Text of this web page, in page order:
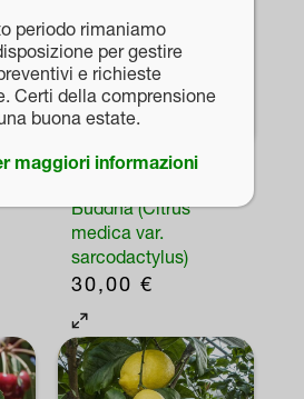
Buddha (Citrus
medica var.
sarcodactylus)
30,00 €
periodo rimaniamo
per gestire
e richieste
Certi della comprensione
buona estate.
maggiori informazioni